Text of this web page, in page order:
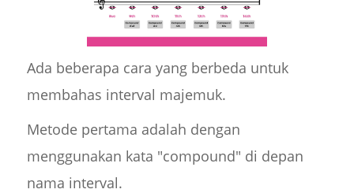
Ada beberapa cara yang berbeda untuk
membahas interval majemuk.
Metode pertama adalah dengan
menggunakan kata "compound" di depan
nama interval.